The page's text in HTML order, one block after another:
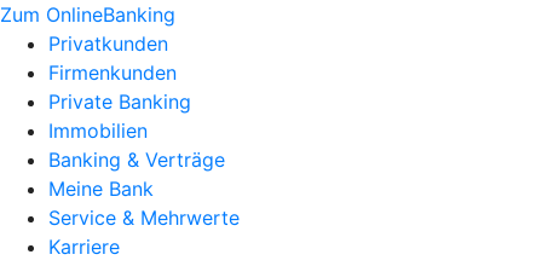
Zum OnlineBanking
Privatkunden
Firmenkunden
Private Banking
Immobilien
Banking & Verträge
Meine Bank
Service & Mehrwerte
Karriere